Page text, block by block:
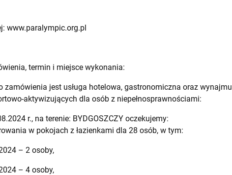
www.paralympic.org.pl
termin i miejsce wykonania:
zamówienia jest usługa hotelowa, gastronomiczna oraz
aktywizujących dla osób z niepełnosprawnościami:
r., na terenie: BYDGOSZCZY oczekujemy:
w pokojach z łazienkami dla 28 osób, w tym:
– 2 osoby,
– 4 osoby,